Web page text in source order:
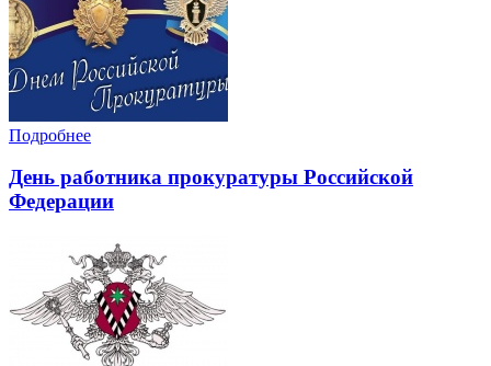
Подробнее
День работника прокуратуры Российской
Федерации